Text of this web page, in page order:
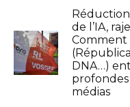
de l’IA,
Comment
DNA…)
médias